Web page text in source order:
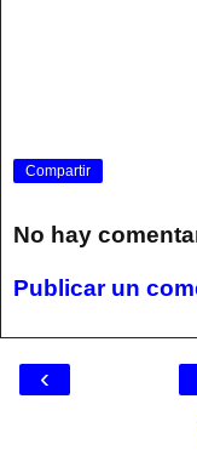
Compartir
No hay
Publicar un
‹